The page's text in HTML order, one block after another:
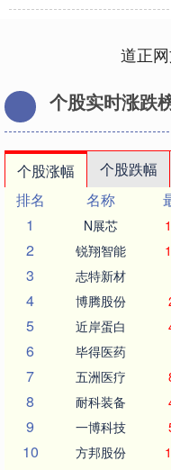
道正
个股实时涨跌
个股涨幅 个股跌幅
排名
名称
1
N展芯
2 锐翔智能
3 志特新材
4 博腾股份
5 近岸蛋白
6 毕得医药
7 五洲医疗
8 耐科装备
9 一博科技
10 方邦股份